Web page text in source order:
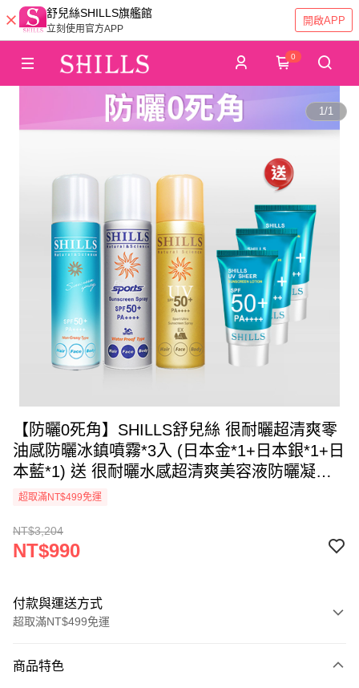
舒兒絲SHILLS旗艦館
立刻使用官方APP
開啟APP
0
1/1
【防曬0死角】SHILLS舒兒絲 很耐曬超清爽零
油感防曬冰鎮噴霧*3入 (日本金*1+日本銀*1+日
本藍*1) 送 很耐曬水感超清爽美容液防曬凝乳
*3
超取滿NT$499免運
NT$3,204
NT$990
付款與運送方式
超取滿NT$499免運
信用卡一次付款
商品特色